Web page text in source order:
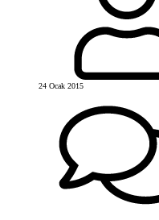
24 Ocak 2015